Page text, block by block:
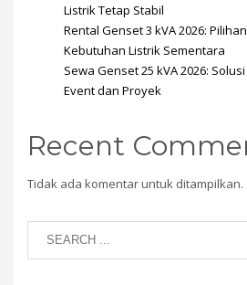
Listrik Tetap Stabil
Rental Genset 3 kVA 2026:
Kebutuhan Listrik Sementara
Sewa Genset 25 kVA 2026:
Event dan Proyek
Recent
Tidak ada komentar untuk ditampilkan.